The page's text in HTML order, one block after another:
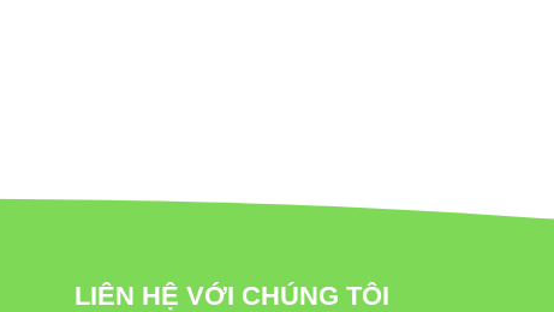
LIÊN HỆ VỚI CHÚNG TÔI